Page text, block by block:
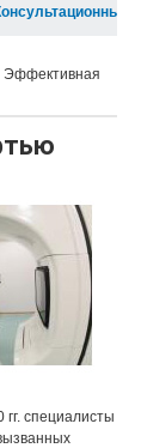
Эффективная
специалисты